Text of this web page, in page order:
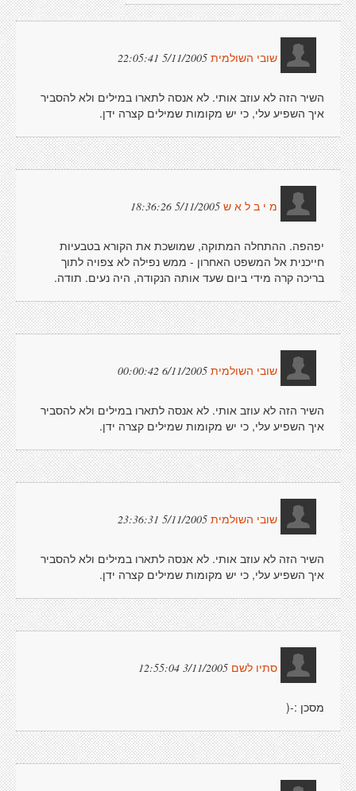
שובי השולמית 5/11/2005 22:05:41
השיר הזה לא עוזב אותי. לא אנסה לתארו במילים ולא להסביר
איך השפיע עלי, כי יש מקומות שמילים קצרה ידן.
מ י ב ל א ש 5/11/2005 18:36:26
יפהפה. ההתחלה המתוקה, שמושכת את הקורא בטבעיות
חייכנית אל המשפט האחרון - ממש נפילה לא צפויה לתוך
בריכה קרה מידי ביום שעד אותה הנקודה, היה נעים. תודה.
שובי השולמית 6/11/2005 00:00:42
השיר הזה לא עוזב אותי. לא אנסה לתארו במילים ולא להסביר
איך השפיע עלי, כי יש מקומות שמילים קצרה ידן.
שובי השולמית 5/11/2005 23:36:31
השיר הזה לא עוזב אותי. לא אנסה לתארו במילים ולא להסביר
איך השפיע עלי, כי יש מקומות שמילים קצרה ידן.
סתיו לשם 3/11/2005 12:55:04
מסכן :-(